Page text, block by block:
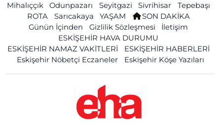
Mihalıççık
Odunpazarı Seyitgazi Sivrihisar
Tepebaşı
ROTA
Sarıcakaya YAŞAM
SON DAKİKA
Günün İçinden
Gizlilik Sözleşmesi
İletişim
ESKİŞEHİR HAVA DURUMU
ESKİŞEHİR NAMAZ VAKİTLERİ
ESKİŞEHİR HABERLERİ
Eskişehir Nöbetçi Eczaneler
Eskişehir Köşe Yazıları